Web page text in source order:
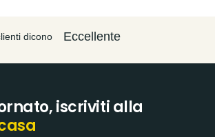
iscriviti alla